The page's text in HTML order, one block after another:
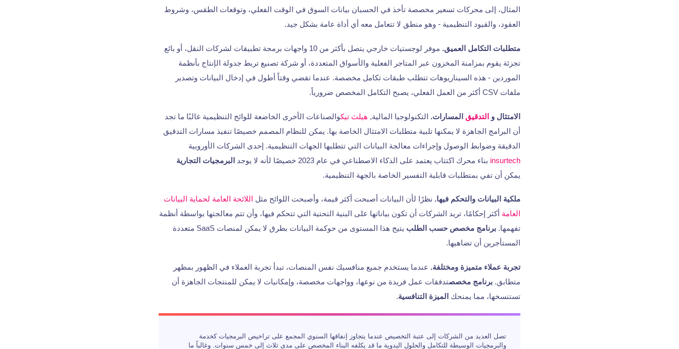
المثال، إلى محركات تسعير مخصصة تأخذ في الحسبان بيانات السوق في الوقت الفعلي، وتوقعات الطقس، وشروط
العقود، والقيود التنظيمية - وهو منطق لا تتعامل معه أي أداة عامة بشكل جيد.
متطلبات التكامل العميق.
موفر لوجستيات خارجي يتصل بأكثر من 10 واجهات برمجة تطبيقات لشركات النقل، أو بائع
تجزئة يقوم بمزامنة المخزون عبر المتاجر الفعلية والأسواق المتعددة، أو شركة تصنيع تربط جدولة الإنتاج بأنظمة
الموردين - هذه السيناريوهات تتطلب طبقات تكامل مخصصة. عندما تقضي وقتاً أطول في إدخال البيانات وتصدير
ملفات CSV أكثر من العمل الفعلي، يصبح التكامل المخصص ضرورياً.
الامتثال و التدقيق المسارات. التكنولوجيا المالية, هيلث تيكوالصناعات الأخرى الخاضعة للوائح التنظيمية غالبًا ما تجد
أن البرامج الجاهزة لا يمكنها تلبية متطلبات الامتثال الخاصة بها. يمكن للنظام المصمم خصيصًا تنفيذ مسارات التدقيق
الدقيقة وضوابط الوصول وإجراءات معالجة البيانات التي تتطلبها الجهات التنظيمية. إحدى الشركات الأوروبية
insurtech بناء محرك اكتتاب يعتمد على الذكاء الاصطناعي في عام 2023 خصيصًا لأنه لا يوجد
البرمجيات التجارية
يمكن أن تفي بمتطلبات قابلية التفسير الخاصة بالجهة التنظيمية.
ملكية البيانات والتحكم فيها. نظرًا لأن البيانات أصبحت أكثر قيمة، وأصبحت اللوائح مثل اللائحة العامة لحماية البيانات
العامة أكثر إحكامًا، تريد الشركات أن تكون بياناتها على البنية التحتية التي تتحكم فيها، وأن تتم معالجتها بواسطة أنظمة
تفهمها. برنامج مخصص حسب الطلب
يتيح هذا المستوى من حوكمة البيانات بطرق لا يمكن لمنصات SaaS متعددة
المستأجرين أن تضاهيها.
تجربة عملاء متميزة ومختلفة. عندما يستخدم جميع منافسيك نفس المنصات، تبدأ تجربة العملاء في الظهور بمظهر
متطابق. برنامج مخصصتدفقات عمل فريدة من نوعها، وواجهات مخصصة، وإمكانيات لا يمكن للمنتجات الجاهزة أن
تستنسخها، مما يمنحك الميزة التنافسية.
تصل العديد من الشركات إلى عتبة التخصيص عندما يتجاوز إنفاقها السنوي المجمع على تراخيص البرمجيات كخدمة
والبرمجيات الوسيطة للتكامل والحلول اليدوية ما قد يكلفه البناء المخصص على مدى ثلاث إلى خمس سنوات. وغالباً ما